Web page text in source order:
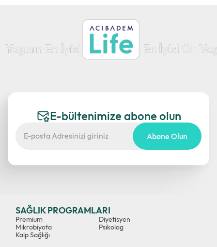
E-bültenimize abone olun
Abone Olun
SAĞLIK PROGRAMLARI
Premium
Mikrobiyota
Kalp Sağlığı
Diyetisyen
Psikolog